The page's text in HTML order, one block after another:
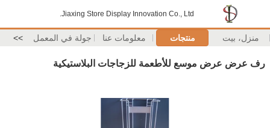
Jiaxing Store Display Innovation Co., Ltd.
منزل، بيت منتجات معلومات عنا جولة في المعمل >>
رف عرض عرض موسع للأطعمة للزجاجات البلاستيكية